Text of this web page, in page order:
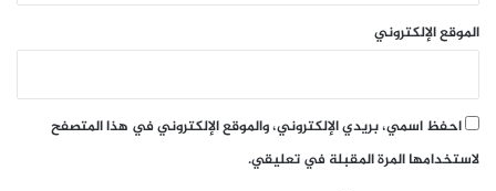
الموقع الإلكتروني
احفظ اسمي، بريدي الإلكتروني، والموقع الإلكتروني في هذا المتصفح
لاستخدامها المرة المقبلة في تعليقي.